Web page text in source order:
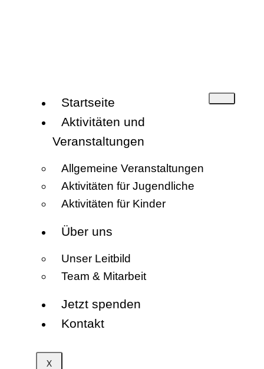
Startseite
Aktivitäten und
Veranstaltungen
Allgemeine Veranstaltungen
Aktivitäten für Jugendliche
Aktivitäten für Kinder
Über uns
Unser Leitbild
Team & Mitarbeit
Jetzt spenden
Kontakt
X